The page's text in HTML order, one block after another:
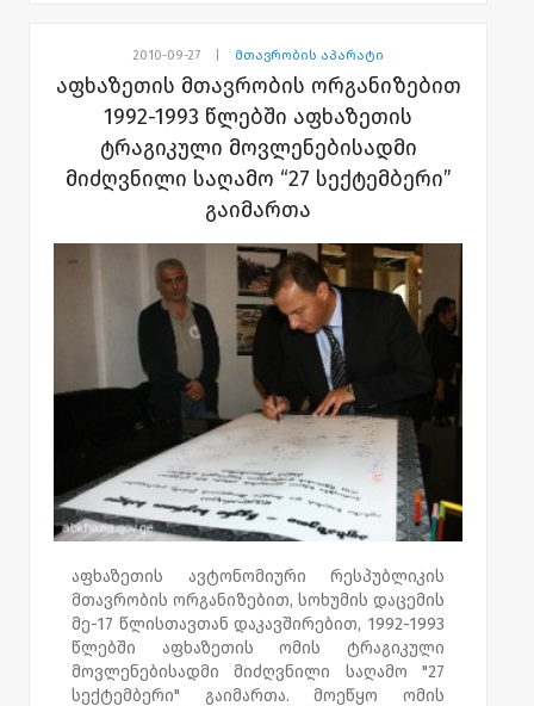
ფარგლებში, კლუბის წარმომადგენლებმა
დევნილთა კომპაქტურად ჩასახლების
ობიექტები მოინახულეს და მათ სოციალურ
პრობლემებს გაეცნენ. აფხაზეთის
მთავრობასა და აშშ-ის ნებრასკის შტატის
ქ.ლინკოლნის „როტარი კლუბს“ შორის
თანამშრომლობა ორი წელია
გრძელდება.თანამშრომლობის
ფარგლებშიც, დევნილი ახალგაზრდები
კულტურულ-საგანმანათლებლო
პროგრამით რამდენჯერმე იმყოფებოდნენ
აშშ-ში. კლუბის წევრებმა საქართველოში
არაერთი პროექტი განახორციელეს.
რამდენიმე დღის წინ საგურამოს ბავშვთა
სახლის აღსაზრდელები მოინახულეს. ,მათ
ჰუმანიტარული და ფულადი დახმარება
გადასცეს.
2010-09-27 მთავრობის აპარატი
აფხაზეთის მთავრობის ორგანიზებით
1992-1993 წლებში აფხაზეთის
ტრაგიკული მოვლენებისადმი
მიძღვნილი საღამო “27 სექტემბერი”
გაიმართა
აფხაზეთის ავტონომიური რესპუბლიკის
მთავრობის ორგანიზებით, სოხუმის დაცემის
მე-17 წლისთავთან დაკავშირებით, 1992-1993
წლებში აფხაზეთის ომის ტრაგიკული
მოვლენებისადმი მიძღვნილი საღამო "27
სექტემბერი" გაიმართა. მოეწყო ომის